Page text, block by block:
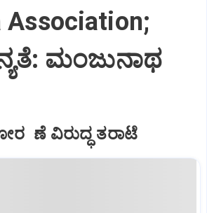
Association;
ಮಂಜುನಾಥ
ಣೆ ವಿರುದ್ಧ ತರಾಟೆ